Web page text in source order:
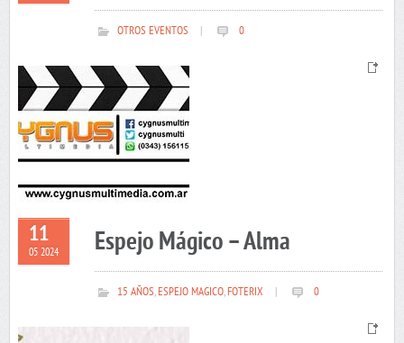
OTROS EVENTOS 0
11
05 2024 Espejo Mágico – Alma
15 AÑOS,ESPEJO MAGICO,FOTERIX 0